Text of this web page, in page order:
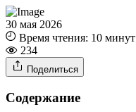
30 мая 2026
Время чтения: 10 минут
234
Поделиться
Содержание